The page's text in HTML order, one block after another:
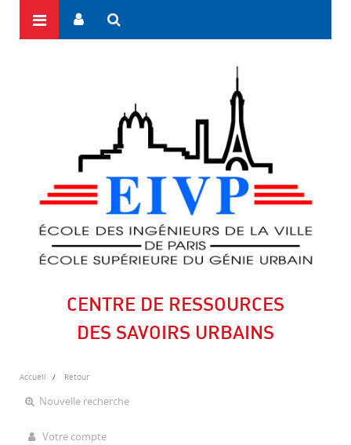
CENTRE DE RESSOURCES
DES SAVOIRS URBAINS
Accueil Retour
Nouvelle recherche
Votre compte